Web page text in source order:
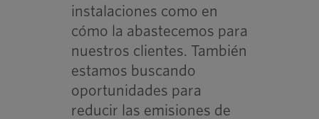
instalaciones como en
cómo la abastecemos para
nuestros clientes. También
estamos buscando
oportunidades para
reducir las emisiones de